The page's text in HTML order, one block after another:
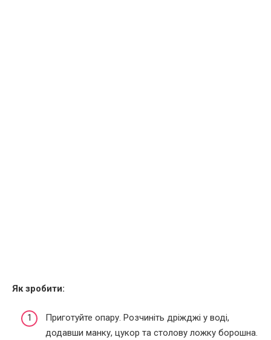
Як зробити:
Приготуйте опару. Розчиніть дріжджі у воді,
додавши манку, цукор та столову ложку борошна.